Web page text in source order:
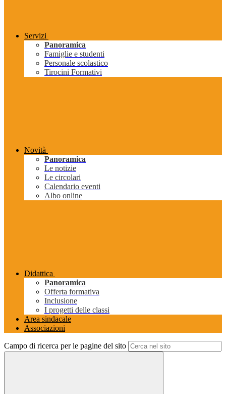
Servizi
Panoramica
Famiglie e studenti
Personale scolastico
Tirocini Formativi
Novità
Panoramica
Le notizie
Le circolari
Calendario eventi
Albo online
Didattica
Panoramica
Offerta formativa
Inclusione
I progetti delle classi
Area sindacale
Associazioni
Campo di ricerca per le pagine del sito